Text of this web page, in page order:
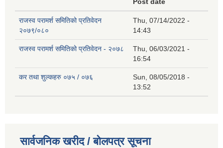
राजस्व परामर्श समितिको प्रतिवेदन
२०७९/०८०
Thu, 07/14/2022 -
14:43
राजस्व परामर्श समितिको प्रतिवेदन - २०७८
Thu, 06/03/2021 -
16:54
कर तथा शुल्कहरु ०७५ / ०७६
Sun, 08/05/2018 -
13:52
सार्वजनिक खरीद / बोलपत्र सूचना